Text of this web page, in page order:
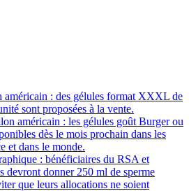
américain : des gélules format XXXL de
sont proposées à la vente.
américain : les gélules goût Burger ou
dès le mois prochain dans les
et dans le monde.
: bénéficiaires du RSA et
devront donner 250 ml de sperme
que leurs allocations ne soient